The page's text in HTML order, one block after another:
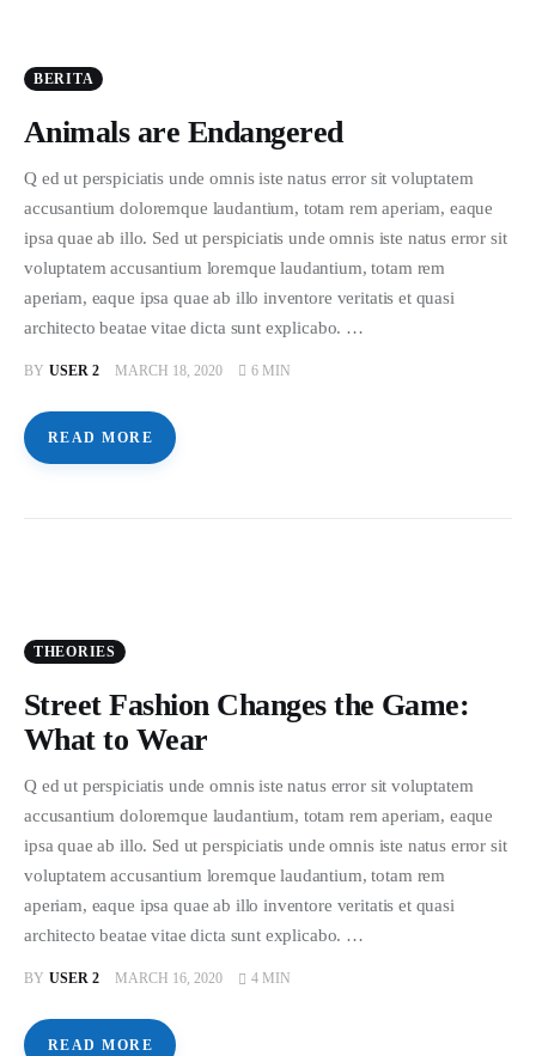
BERITA
Animals are Endangered
Q ed ut perspiciatis unde omnis iste natus error sit voluptatem
accusantium doloremque laudantium, totam rem aperiam, eaque
ipsa quae ab illo. Sed ut perspiciatis unde omnis iste natus error sit
voluptatem accusantium loremque laudantium, totam rem
aperiam, eaque ipsa quae ab illo inventore veritatis et quasi
architecto beatae vitae dicta sunt explicabo. …
BY USER 2 MARCH 18, 2020 6 MIN
READ MORE
THEORIES
Street Fashion Changes the Game:
What to Wear
Q ed ut perspiciatis unde omnis iste natus error sit voluptatem
accusantium doloremque laudantium, totam rem aperiam, eaque
ipsa quae ab illo. Sed ut perspiciatis unde omnis iste natus error sit
voluptatem accusantium loremque laudantium, totam rem
aperiam, eaque ipsa quae ab illo inventore veritatis et quasi
architecto beatae vitae dicta sunt explicabo. …
BY USER 2 MARCH 16, 2020 4 MIN
READ MORE